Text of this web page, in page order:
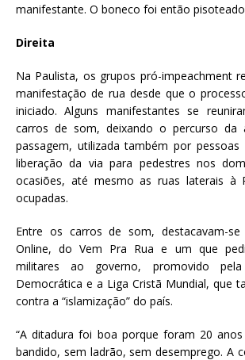
manifestante. O boneco foi então
Direita
Na Paulista, os grupos pró-impeachment
manifestação de rua desde que o
iniciado. Alguns manifestantes se
carros de som, deixando o percurso da
passagem, utilizada também por
liberação da via para pedestres nos
ocasiões, até mesmo as ruas laterais à
ocupadas.
Entre os carros de som, destacavam-
Online, do Vem Pra Rua e um que
militares ao governo, promovido
Democrática e a Liga Cristã Mundial, que
contra a “islamização” do país.
“A ditadura foi boa porque foram 20
bandido, sem ladrão, sem desemprego. A